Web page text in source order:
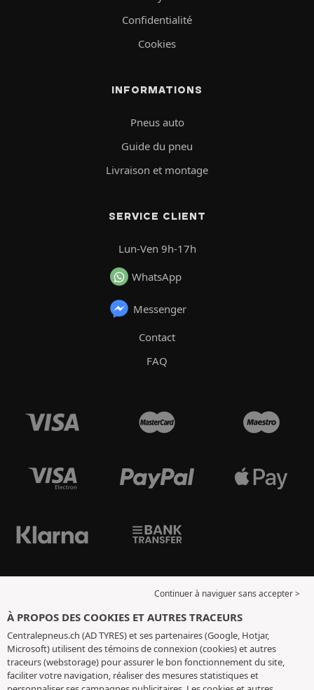
Confidentialité
Cookies
INFORMATIONS
Pneus auto
Guide du pneu
Livraison et montage
SERVICE CLIENT
Lun-Ven 9h-17h
WhatsApp
Messenger
Contact
FAQ
Continuer à naviguer sans accepter >
À PROPOS DES COOKIES ET AUTRES TRACEURS
Centralepneus.ch (AD TYRES) et ses partenaires (Google, Hotjar,
Microsoft) utilisent des témoins de connexion (cookies) et autres
traceurs (webstorage) pour assurer le bon fonctionnement du site,
faciliter votre navigation, réaliser des mesures statistiques et